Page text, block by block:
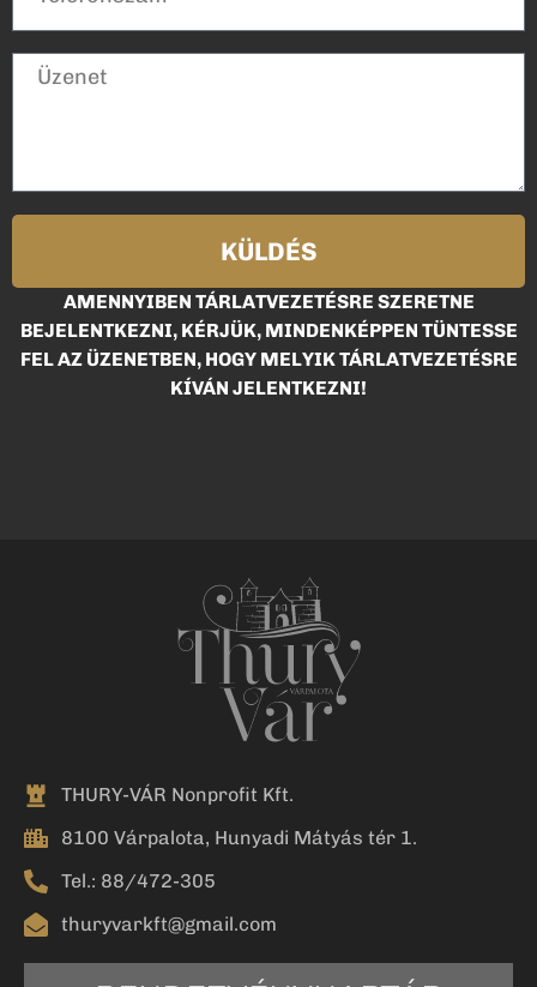
KÜLDÉS
AMENNYIBEN TÁRLATVEZETÉSRE SZERETNE
BEJELENTKEZNI, KÉRJÜK, MINDENKÉPPEN TÜNTESSE
FEL AZ ÜZENETBEN, HOGY MELYIK TÁRLATVEZETÉSRE
KÍVÁN JELENTKEZNI!
THURY-VÁR Nonprofit Kft.
8100 Várpalota, Hunyadi Mátyás tér 1.
Tel.: 88/472-305
thuryvarkft@gmail.com